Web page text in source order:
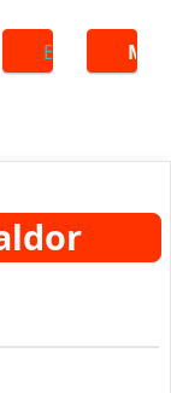
Buscar